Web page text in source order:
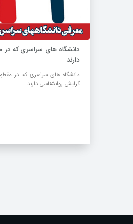
دانشگاه های سراسری که در
دارند
دانشگاه های سراسری که در
گرایش روانشناسی دارند